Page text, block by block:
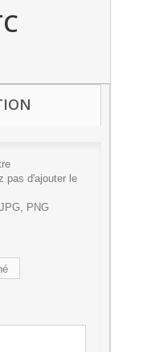
pas d'ajouter le
PNG